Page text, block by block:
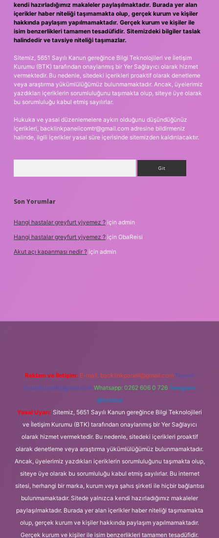
kendi hazırladığımız makaleler paylaşılmaktadır. Burada yer alan
içerikler haber niteliği taşımamakta olup, gerçek kurum ve kişiler
hakkında paylaşım yapılmamaktadır. Gerçek kurum ve kişiler ile
isim benzerlikleri tamamen tesadüfidir. Sitemizdeki bilgiler taslak
halindedir ve tavsiye niteliği taşımazlar.
Sitemiz, 5651 Sayılı Kanun gereğince Bilgi Teknolojileri ve İletişim
Kurumu (BTK) tarafından onaylanmış bir Yer Sağlayıcı olarak hizmet
vermektedir. Bu nedenle, sitedeki içerikleri proaktif olarak denetleme
veya araştırma yükümlülüğümüz bulunmamaktadır. Ancak, üyelerimiz
yazdıkları içeriklerin sorumluluğunu taşımakta olup, siteye üye olarak
bu sorumluluğu kabul etmiş sayılırlar.
Hukuka ve yasal düzenlemelere aykırı olduğunu düşündüğünüz
içerikleri, backlinkpanelicomtr@gmail.com adresine bildirmeniz
halinde, ilgili içerikler yasal süre içerisinde sitemizden kaldırılacaktır.
Son Yorumlar
Hangi hastalar greyfurt yiyemez ? için admin
Hangi hastalar greyfurt yiyemez ? için ObaReisi
Akut açı kapanması nedir ? için admin
Reklam ve İletişim: E-mail: backlinkpaneli@gmail.com Teams:
forumhizmeti@gmail.com Whatsapp: 0262 606 0 726 Telegram:
@karabul
Yasal Uyarı: Sitemiz, 5651 Sayılı Kanun gereğince Bilgi Teknolojileri
ve İletişim Kurumu (BTK) tarafından onaylanmış bir Yer Sağlayıcı
olarak hizmet vermektedir. Bu nedenle, sitedeki içerikleri proaktif
olarak denetleme veya araştırma yükümlülüğümüz bulunmamaktadır.
Ancak, üyelerimiz yazdıkları içeriklerin sorumluluğunu taşımakta olup,
siteye üye olarak bu sorumluluğu kabul etmiş sayılırlar. Bu internet
sitesi, herhangi bir marka, kurum veya şahıs şirketi ile hiçbir bağlantısı
bulunmamaktadır. Sitede yalnızca kendi hazırladığımız makaleler
paylaşılmaktadır. Burada yer alan içerikler haber niteliği taşımamakta
olup, gerçek kurum ve kişiler hakkında paylaşım yapılmamaktadır.
Gerçek kurum ve kişiler ile isim benzerlikleri tamamen tesadüfidir.